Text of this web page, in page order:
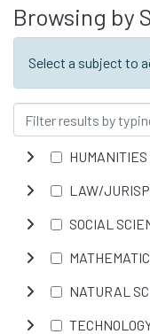
Browsing by
Select a subject to
LAW/
SOCIAL
NATURAL